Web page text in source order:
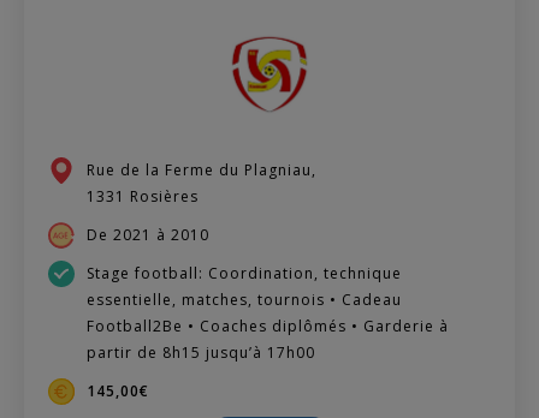
Rue de la Ferme du Plagniau,
1331 Rosières
De 2021 à 2010
Stage football: Coordination, technique
essentielle, matches, tournois • Cadeau
Football2Be • Coaches diplômés • Garderie à
partir de 8h15 jusqu’à 17h00
145,00€